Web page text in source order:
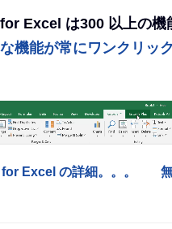
Excel は300 以上の機
機能が常にワンクリッ
Excel の詳細。。。